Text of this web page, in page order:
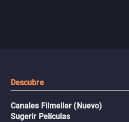
Descubre
Canales Filmelier (Nuevo)
Sugerir Películas